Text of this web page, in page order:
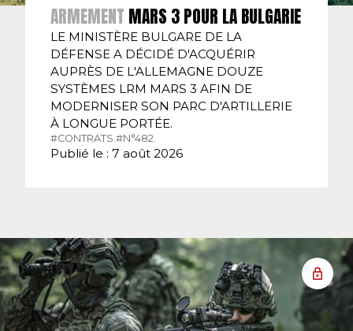
ARMEMENT MARS 3 POUR LA BULGARIE
LE MINISTÈRE BULGARE DE LA
DÉFENSE A DÉCIDÉ D'ACQUÉRIR
AUPRÈS DE L'ALLEMAGNE DOUZE
SYSTÈMES LRM MARS 3 AFIN DE
MODERNISER SON PARC D'ARTILLERIE
À LONGUE PORTÉE.
#CONTRATS.#N°482.
Publié le : 7 août 2026